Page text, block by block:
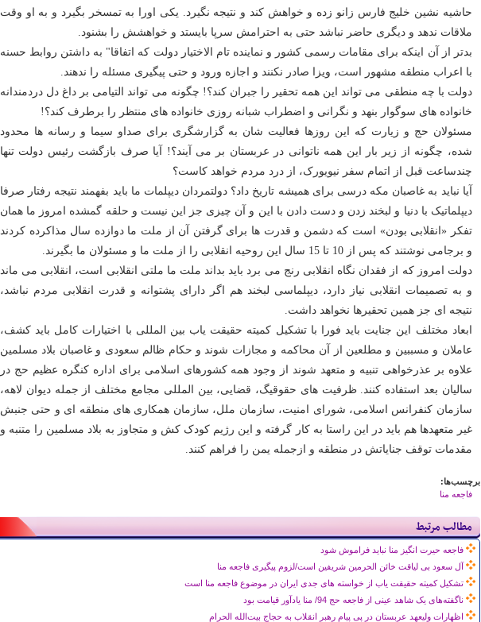
حاشیه نشین خلیج فارس زانو زده و خواهش کند و نتیجه نگیرد. یکی اورا به تمسخر بگیرد و به او وقت
ملاقات ندهد و دیگری حاضر نباشد حتی به احترامش سرپا بایستد و خواهشش را بشنود.
بدتر از آن اینکه برای مقامات رسمی کشور و نماینده تام الاختیار دولت که اتفاقا" به داشتن روابط حسنه
با اعراب منطقه مشهور است، ویزا صادر نکنند و اجازه ورود و حتی پیگیری مسئله را ندهند.
دولت با چه منطقی می تواند این همه تحقیر را جبران کند؟! چگونه می تواند التیامی بر داغ دل دردمندانه
خانواده های سوگوار بنهد و نگرانی و اضطراب شبانه روزی خانواده های منتظر را برطرف کند؟!
مسئولان حج و زیارت که این روزها فعالیت شان به گزارشگری برای صداو سیما و رسانه ها محدود
شده، چگونه از زیر بار این همه ناتوانی در عربستان بر می آیند؟! آیا صرف بازگشت رئیس دولت تنها
چندساعت قبل از اتمام سفر نیویورک، از درد مردم خواهد کاست؟
آیا نباید به غاصبان مکه درسی برای همیشه تاریخ داد؟ دولتمردان دیپلمات ما باید بفهمند نتیجه رفتار صرفا
دیپلماتیک با دنیا و لبخند زدن و دست دادن با این و آن چیزی جز این نیست و حلقه گمشده امروز ما همان
تفکر «انقلابی بودن» است که دشمن و قدرت ها برای گرفتن آن از ملت ما دوازده سال مذاکرده کردند
و برجامی نوشتند که پس از 10 تا 15 سال این روحیه انقلابی را از ملت ما و مسئولان ما بگیرند.
دولت امروز که از فقدان نگاه انقلابی رنج می برد باید بداند ملت ما ملتی انقلابی است، انقلابی می ماند
و به تصمیمات انقلابی نیاز دارد، دیپلماسی لبخند هم اگر دارای پشتوانه و قدرت انقلابی مردم نباشد،
نتیجه ای جز همین تحقیرها نخواهد داشت.
ابعاد مختلف این جنایت باید فورا با تشکیل کمیته حقیقت یاب بین المللی با اختیارات کامل باید کشف،
عاملان و مسببین و مطلعین از آن محاکمه و مجازات شوند و حکام ظالم سعودی و غاصبان بلاد مسلمین
علاوه بر عذرخواهی تنبیه و متعهد شوند از وجود همه کشورهای اسلامی برای اداره کنگره عظیم حج در
سالیان بعد استفاده کنند. ظرفیت های حقوقیگ، قضایی، بین المللی مجامع مختلف از جمله دیوان لاهه،
سازمان کنفرانس اسلامی، شورای امنیت، سازمان ملل، سازمان همکاری های منطقه ای و حتی جنبش
غیر متعهدها هم باید در این راستا به کار گرفته و این رژیم کودک کش و متجاوز به بلاد مسلمین را متنبه و
مقدمات توقف جنایاتش در منطقه و ازجمله یمن را فراهم کنند.
برچسب‌ها:
فاجعه منا
مطالب مرتبط
فاجعه حیرت انگیز منا نباید فراموش شود
آل سعود بی لیاقت خائن الحرمین شریفین است/لزوم پیگیری فاجعه منا
تشکیل کمیته حقیقت یاب از خواسته های جدی ایران در موضوع فاجعه منا است
ناگفته‌‌های یک شاهد عینی از فاجعه حج 94/ منا یادآور قیامت بود
اظهارات ولیعهد عربستان در پی پیام رهبر انقلاب به حجاج بیت‌الله الحرام